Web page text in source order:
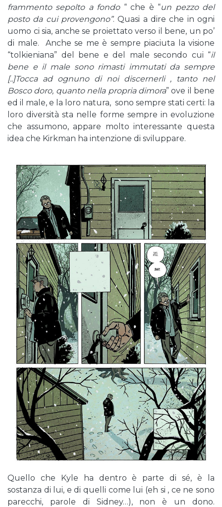
frammento sepolto a fondo “ che è “un pezzo del
posto da cui provengono”. Quasi a dire che in ogni
uomo ci sia, anche se proiettato verso il bene, un po’
di male. Anche se me è sempre piaciuta la visione
“tolkieniana” del bene e del male secondo cui “il
bene e il male sono rimasti immutati da sempre
[..]Tocca ad ognuno di noi discernerli , tanto nel
Bosco doro, quanto nella propria dimora” ove il bene
ed il male, e la loro natura, sono sempre stati certi: la
loro diversità sta nelle forme sempre in evoluzione
che assumono, appare molto interessante questa
idea che Kirkman ha intenzione di sviluppare.
Quello che Kyle ha dentro è parte di sé, è la
sostanza di lui, e di quelli come lui (eh si , ce ne sono
parecchi, parole di Sidney…), non è un dono.